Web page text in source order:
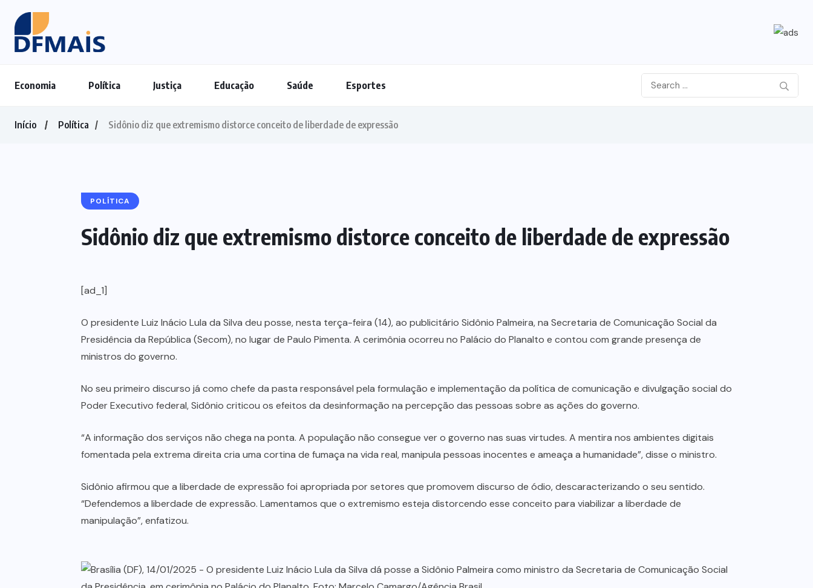
Economia Política Justiça Educação Saúde Esportes
Início Política Sidônio diz que extremismo distorce conceito de liberdade de expressão
POLÍTICA
Sidônio diz que extremismo distorce conceito de liberdade de expressão
[ad_1]
O presidente Luiz Inácio Lula da Silva deu posse, nesta terça-feira (14), ao publicitário Sidônio Palmeira, na Secretaria de Comunicação Social da
Presidência da República (Secom), no lugar de Paulo Pimenta. A cerimônia ocorreu no Palácio do Planalto e contou com grande presença de
ministros do governo.
No seu primeiro discurso já como chefe da pasta responsável pela formulação e implementação da política de comunicação e divulgação social do
Poder Executivo federal, Sidônio criticou os efeitos da desinformação na percepção das pessoas sobre as ações do governo.
“A informação dos serviços não chega na ponta. A população não consegue ver o governo nas suas virtudes. A mentira nos ambientes digitais
fomentada pela extrema direita cria uma cortina de fumaça na vida real, manipula pessoas inocentes e ameaça a humanidade”, disse o ministro.
Sidônio afirmou que a liberdade de expressão foi apropriada por setores que promovem discurso de ódio, descaracterizando o seu sentido.
“Defendemos a liberdade de expressão. Lamentamos que o extremismo esteja distorcendo esse conceito para viabilizar a liberdade de
manipulação”, enfatizou.